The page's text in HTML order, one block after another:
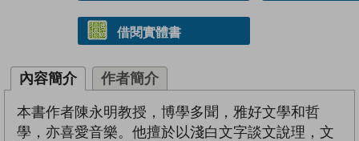
借閱實體書
內容簡介 作者簡介
本書作者陳永明教授，博學多聞，雅好文學和哲
學，亦喜愛音樂。他擅於以淺白文字談文說理，文